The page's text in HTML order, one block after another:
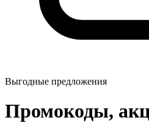
Выгодные предложения
Промокоды,